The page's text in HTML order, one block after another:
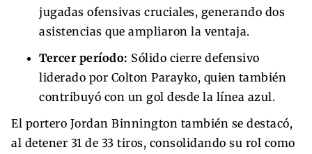
jugadas ofensivas cruciales, generando dos
asistencias que ampliaron la ventaja.
Tercer período: Sólido cierre defensivo
liderado por Colton Parayko, quien también
contribuyó con un gol desde la línea azul.
El portero Jordan Binnington también se destacó,
al detener 31 de 33 tiros, consolidando su rol como